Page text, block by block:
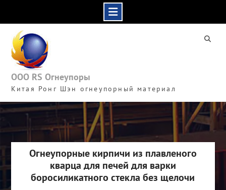
content
ООО RS Огнеупоры
Китая Ронг Шэн огнеупорный материал
Огнеупорные кирпичи из плавленого
кварца для печей для варки
боросиликатного стекла без щелочи